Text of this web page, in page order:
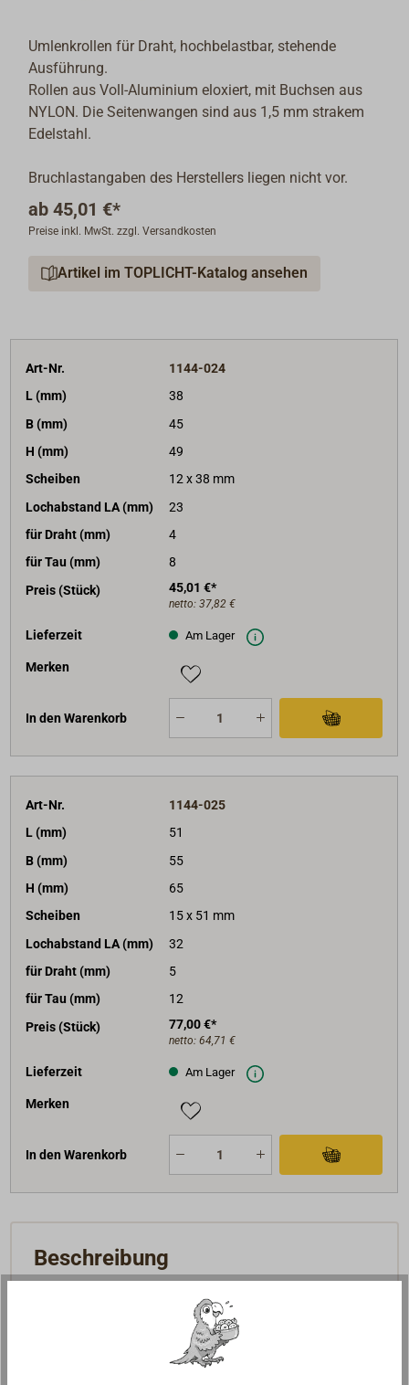
Umlenkrollen für Draht, hochbelastbar, stehende
Ausführung.
Rollen aus Voll-Aluminium eloxiert, mit Buchsen aus
NYLON. Die Seitenwangen sind aus 1,5 mm strakem
Edelstahl.
Bruchlastangaben des Herstellers liegen nicht vor.
ab 45,01 €*
Preise inkl. MwSt. zzgl. Versandkosten
Artikel im TOPLICHT-Katalog ansehen
Art-Nr.
1144-024
L (mm)
38
B (mm)
45
H (mm)
49
Scheiben
12 x 38 mm
Lochabstand LA (mm)
23
für Draht (mm)
4
für Tau (mm)
8
Preis (Stück)
45,01 €*
netto: 37,82 €
Lieferzeit Am Lager
Merken
In den Warenkorb
Art-Nr.
1144-025
L (mm)
51
B (mm)
55
H (mm)
65
Scheiben
15 x 51 mm
Lochabstand LA (mm)
32
für Draht (mm)
5
für Tau (mm)
12
Preis (Stück)
77,00 €*
netto: 64,71 €
Lieferzeit Am Lager
Merken
In den Warenkorb
Beschreibung
Umlenkrollen für Draht, hochbelastbar, stehende
Rollen aus Voll-Aluminium eloxiert, mit Buchsen aus
NYLON. Die Seitenwangen sind aus 1,5 mm strakem